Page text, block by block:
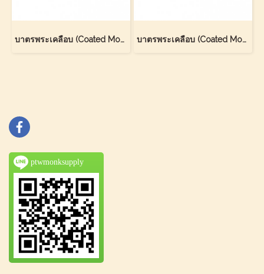
บาตรพระเคลือบ (Coated Monk Bowl) บาตรพระเคลือบ (Coated Monk Bowl)
ptwmonksupply